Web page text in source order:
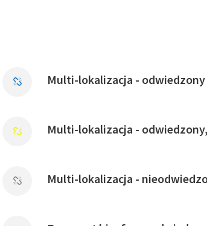
Multi-lokalizacja -
Multi-lokalizacja -
Multi-lokalizacja -